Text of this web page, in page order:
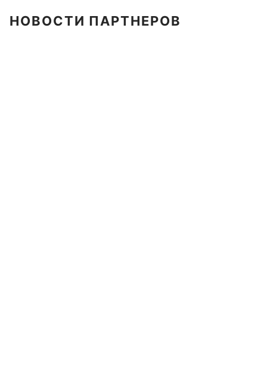
НОВОСТИ ПАРТНЕРОВ